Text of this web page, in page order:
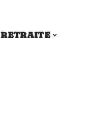
RETRAITE